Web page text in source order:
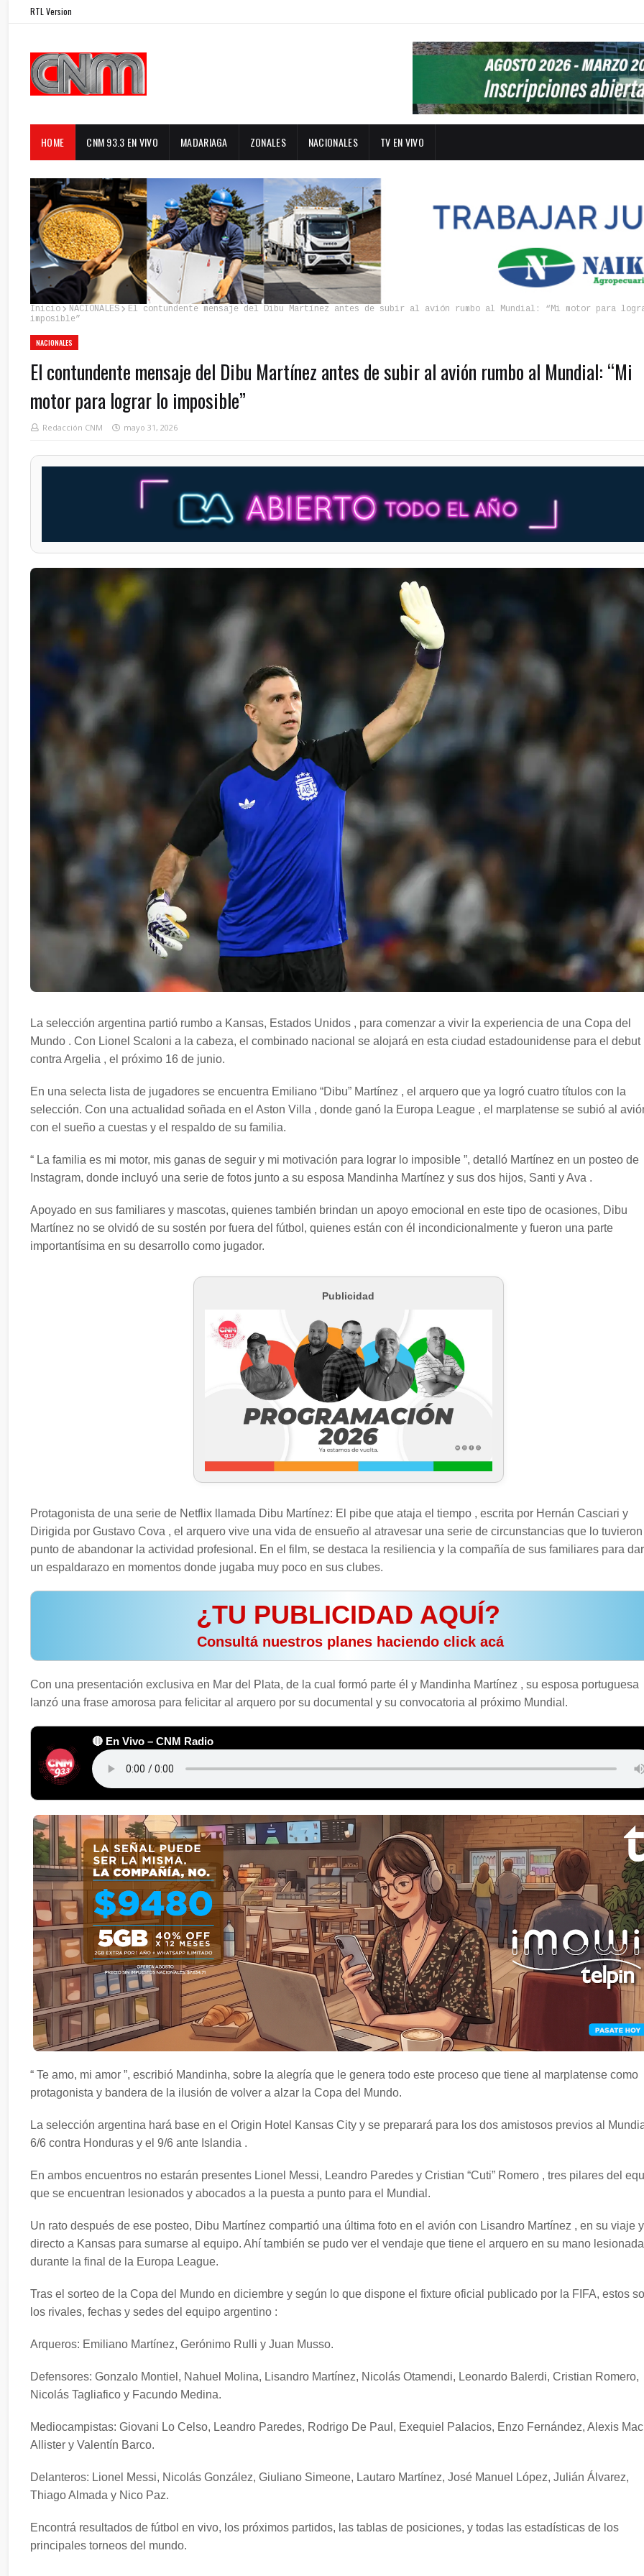
RTL Version
HOME CNM 93.3 EN VIVO MADARIAGA ZONALES NACIONALES TV EN VIVO
Inicio NACIONALES
El contundente mensaje del Dibu Martínez antes de subir al avión rumbo al Mundial: “Mi motor para
imposible”
NACIONALES
El contundente mensaje del Dibu Martínez antes de subir al avión rumbo al Mundial: “Mi
motor para lograr lo imposible”
Redacción CNM mayo 31, 2026
La selección argentina partió rumbo a Kansas, Estados Unidos , para comenzar a vivir la experiencia de una Copa del
Mundo . Con Lionel Scaloni a la cabeza, el combinado nacional se alojará en esta ciudad estadounidense para el debut
contra Argelia , el próximo 16 de junio.
En una selecta lista de jugadores se encuentra Emiliano “Dibu” Martínez , el arquero que ya logró cuatro títulos con la
selección. Con una actualidad soñada en el Aston Villa , donde ganó la Europa League , el marplatense se subió al
con el sueño a cuestas y el respaldo de su familia.
“ La familia es mi motor, mis ganas de seguir y mi motivación para lograr lo imposible ”, detalló Martínez en un posteo de
Instagram, donde incluyó una serie de fotos junto a su esposa Mandinha Martínez y sus dos hijos, Santi y Ava .
Apoyado en sus familiares y mascotas, quienes también brindan un apoyo emocional en este tipo de ocasiones, Dibu
Martínez no se olvidó de su sostén por fuera del fútbol, quienes están con él incondicionalmente y fueron una parte
importantísima en su desarrollo como jugador.
Publicidad
Protagonista de una serie de Netflix llamada Dibu Martínez: El pibe que ataja el tiempo , escrita por Hernán Casciari y
Dirigida por Gustavo Cova , el arquero vive una vida de ensueño al atravesar una serie de circunstancias que lo
punto de abandonar la actividad profesional. En el film, se destaca la resiliencia y la compañía de sus familiares para
un espaldarazo en momentos donde jugaba muy poco en sus clubes.
¿TU PUBLICIDAD AQUÍ?
️ Consultá nuestros planes haciendo click acá
Con una presentación exclusiva en Mar del Plata, de la cual formó parte él y Mandinha Martínez , su esposa portuguesa
lanzó una frase amorosa para felicitar al arquero por su documental y su convocatoria al próximo Mundial.
🔴 En Vivo – CNM Radio
“ Te amo, mi amor ”, escribió Mandinha, sobre la alegría que le genera todo este proceso que tiene al marplatense como
protagonista y bandera de la ilusión de volver a alzar la Copa del Mundo.
La selección argentina hará base en el Origin Hotel Kansas City y se preparará para los dos amistosos previos al
6/6 contra Honduras y el 9/6 ante Islandia .
En ambos encuentros no estarán presentes Lionel Messi, Leandro Paredes y Cristian “Cuti” Romero , tres pilares del
que se encuentran lesionados y abocados a la puesta a punto para el Mundial.
Un rato después de ese posteo, Dibu Martínez compartió una última foto en el avión con Lisandro Martínez , en su viaje
directo a Kansas para sumarse al equipo. Ahí también se pudo ver el vendaje que tiene el arquero en su mano lesionada
durante la final de la Europa League.
Tras el sorteo de la Copa del Mundo en diciembre y según lo que dispone el fixture oficial publicado por la FIFA, estos
los rivales, fechas y sedes del equipo argentino :
Arqueros: Emiliano Martínez, Gerónimo Rulli y Juan Musso.
Defensores: Gonzalo Montiel, Nahuel Molina, Lisandro Martínez, Nicolás Otamendi, Leonardo Balerdi, Cristian Romero,
Nicolás Tagliafico y Facundo Medina.
Mediocampistas: Giovani Lo Celso, Leandro Paredes, Rodrigo De Paul, Exequiel Palacios, Enzo Fernández, Alexis Mac
Allister y Valentín Barco.
Delanteros: Lionel Messi, Nicolás González, Giuliano Simeone, Lautaro Martínez, José Manuel López, Julián Álvarez,
Thiago Almada y Nico Paz.
Encontrá resultados de fútbol en vivo, los próximos partidos, las tablas de posiciones, y todas las estadísticas de los
principales torneos del mundo.